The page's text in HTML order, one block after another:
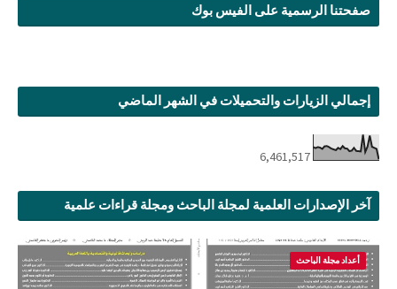
صفحتنا الرسمية على الفيس بوك
إجمالي الزيارات والتحميلات في الشهر الماضي
6,461,517
آخر الإصدارات العلمية لمجلة الباحث ومجلة قراءات علمية
أعداد مجلة الباحث